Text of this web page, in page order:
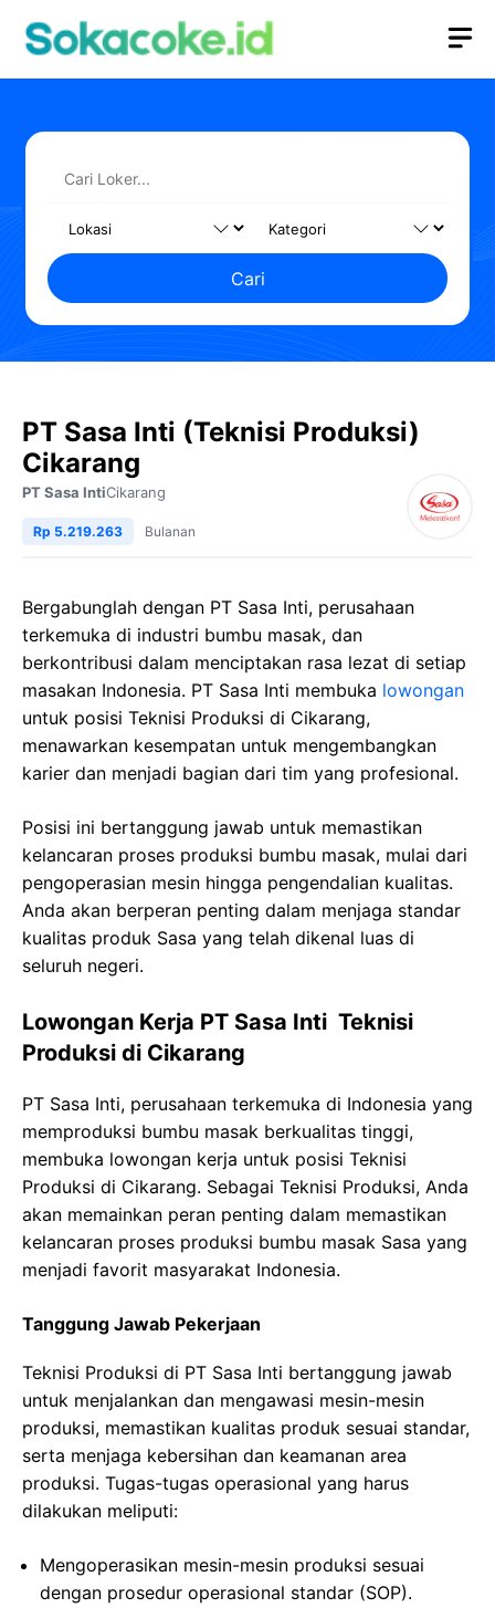
Cari
PT Sasa Inti (Teknisi Produksi)
Cikarang
PT Sasa IntiCikarang
Rp 5.219.263 Bulanan
Bergabunglah dengan PT Sasa Inti, perusahaan
terkemuka di industri bumbu masak, dan
berkontribusi dalam menciptakan rasa lezat di setiap
masakan Indonesia. PT Sasa Inti membuka lowongan
untuk posisi Teknisi Produksi di Cikarang,
menawarkan kesempatan untuk mengembangkan
karier dan menjadi bagian dari tim yang profesional.
Posisi ini bertanggung jawab untuk memastikan
kelancaran proses produksi bumbu masak, mulai dari
pengoperasian mesin hingga pengendalian kualitas.
Anda akan berperan penting dalam menjaga standar
kualitas produk Sasa yang telah dikenal luas di
seluruh negeri.
Lowongan Kerja PT Sasa Inti Teknisi
Produksi di Cikarang
PT Sasa Inti, perusahaan terkemuka di Indonesia yang
memproduksi bumbu masak berkualitas tinggi,
membuka lowongan kerja untuk posisi Teknisi
Produksi di Cikarang. Sebagai Teknisi Produksi, Anda
akan memainkan peran penting dalam memastikan
kelancaran proses produksi bumbu masak Sasa yang
menjadi favorit masyarakat Indonesia.
Tanggung Jawab Pekerjaan
Teknisi Produksi di PT Sasa Inti bertanggung jawab
untuk menjalankan dan mengawasi mesin-mesin
produksi, memastikan kualitas produk sesuai standar,
serta menjaga kebersihan dan keamanan area
produksi. Tugas-tugas operasional yang harus
dilakukan meliputi:
Mengoperasikan mesin-mesin produksi sesuai
dengan prosedur operasional standar (SOP).